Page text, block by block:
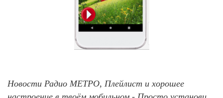
Новости Радио МЕТРО, Плейлист и хорошее